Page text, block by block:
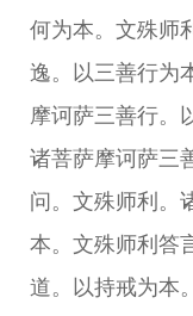
何为本。文殊师
逸。以三善行为
摩诃萨三善行。
诸菩萨摩诃萨三
问。文殊师利。
本。文殊师利答
道。以持戒为本